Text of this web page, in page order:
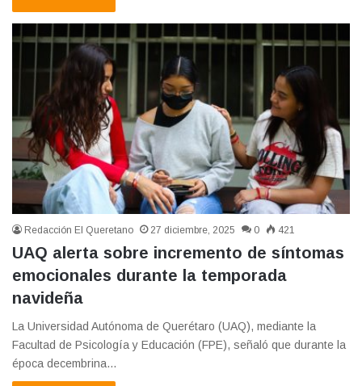
Redacción El Queretano 27 diciembre, 2025 0 421
UAQ alerta sobre incremento de síntomas
emocionales durante la temporada
navideña
La Universidad Autónoma de Querétaro (UAQ), mediante la
Facultad de Psicología y Educación (FPE), señaló que durante la
época decembrina…